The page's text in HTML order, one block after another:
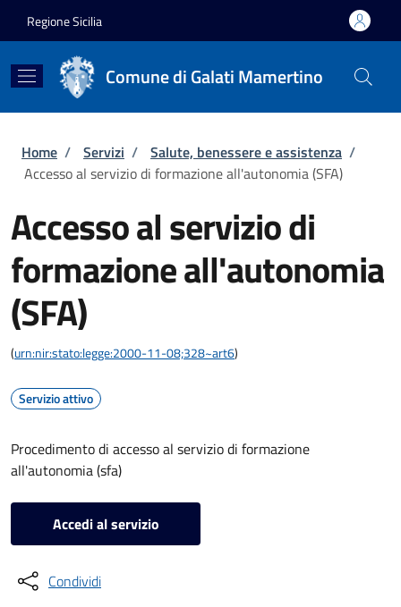
Regione Sicilia
Comune di Galati Mamertino
Briciole di pane
Home / Servizi / Salute, benessere e assistenza /
Accesso al servizio di formazione all'autonomia (SFA)
Accesso al servizio di
formazione all'autonomia
(SFA)
(urn:nir:stato:legge:2000-11-08;328~art6)
Servizio attivo
Procedimento di accesso al servizio di formazione
all'autonomia (sfa)
Accedi al servizio
Condividi